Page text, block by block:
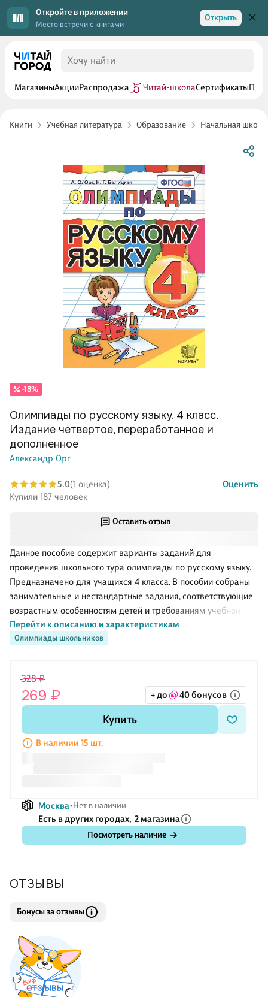
Откройте в приложении
Место встречи с книгами
Открыть
МагазиныАкцииРаспродажа Читай-школаСертификаты
Книги Учебная литература Образование Начальная школа
Оставить отзыв
Олимпиады школьников
Данное пособие содержит варианты заданий для
проведения школьного тура олимпиады по русскому языку.
Предназначено для учащихся 4 класса. В пособии собраны
занимательные и нестандартные задания, соответствующие
возрастным особенностям детей и требованиям учебной
программы. Данные материалы призваны привить любовь к
предмету, сформировать умение самостоятельно добывать
предмету. . .
Перейти к описанию и характеристикам
-18%
Олимпиады по русскому языку. 4 класс.
Издание четвертое, переработанное и
дополненное
Александр Орг
5.0(1 оценка)
Оценить
Купили 187 человек
328 ₽
269 ₽ + до 40 бонусов
Купить
В наличии 15 шт.
Москва Нет в наличии
Есть в других городах, 2 магазина
Посмотреть наличие
ОТЗЫВЫ
Бонусы за отзывы